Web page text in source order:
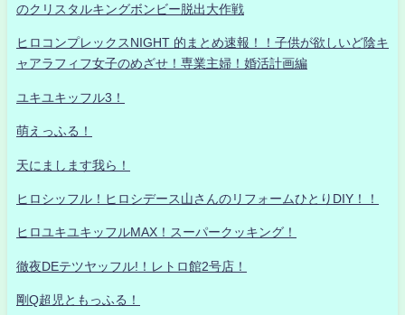
のクリスタルキングボンビー脱出大作戦
ヒロコンプレックスNIGHT 的まとめ速報！！子供が欲しいど陰キ
ャアラフィフ女子のめざせ！専業主婦！婚活計画編
ユキユキッフル3！
萌えっふる！
天にまします我ら！
ヒロシッフル！ヒロシデース山さんのリフォームひとりDIY！！
ヒロユキユキッフルMAX！スーパークッキング！
徹夜DEテツヤッフル!！レトロ館2号店！
剛Q超児ともっふる！